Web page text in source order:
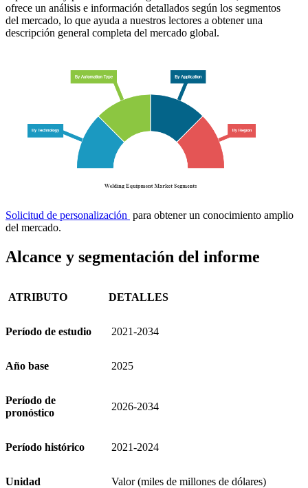
ofrece un análisis e información detallados según los segmentos
del mercado, lo que ayuda a nuestros lectores a obtener una
descripción general completa del mercado global.
Solicitud de personalización para obtener un conocimiento amplio
del mercado.
Alcance y segmentación del informe
ATRIBUTO DETALLES
Período de estudio 2021-2034
Año base 2025
Período de
pronóstico
2026-2034
Período histórico 2021-2024
Unidad Valor (miles de millones de dólares)